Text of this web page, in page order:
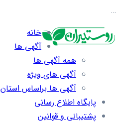
…
خانه
آگهی ها
همه آگهی ها
آگهی های ویژه
آگهی ها براساس استان
پایگاه اطلاع رسانی
پشتیبانی و قوانین